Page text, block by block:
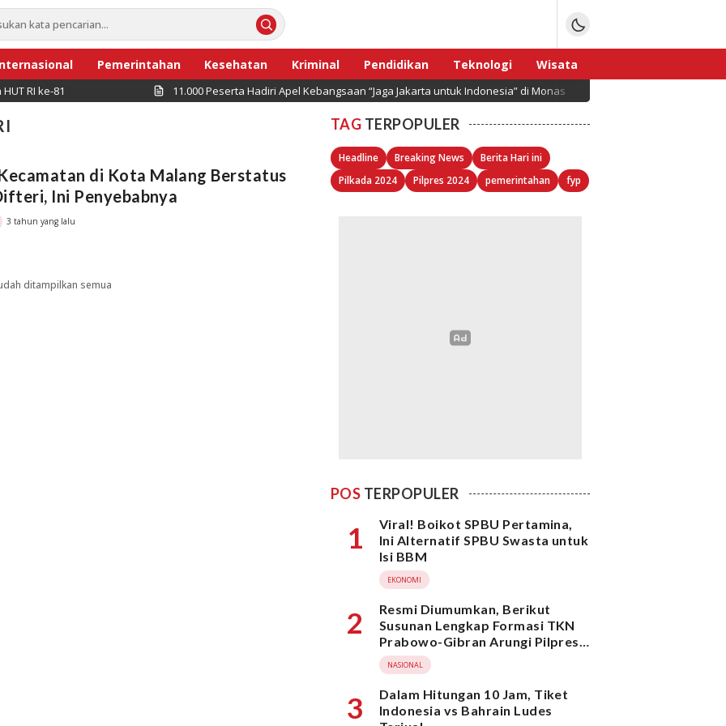
Pemerintahan Kesehatan Kriminal Pendidikan Teknologi
Wisata
Sport
ke-81 11.000 Peserta Hadiri Apel Kebangsaan “Jaga Jakarta untuk Indonesia” di Monas
di Kota Malang Berstatus
Ini Penyebabnya
3 tahun yang lalu
ditampilkan semua
TAG TERPOPULER
Headline Breaking News
Berita Hari ini
Pilkada 2024
Pilpres 2024 pemerintahan fyp
POS TERPOPULER
1
Viral! Boikot SPBU Pertamina,
Ini Alternatif SPBU Swasta untuk
Isi BBM
EKONOMI
2
Resmi Diumumkan, Berikut
Susunan Lengkap Formasi TKN
Prabowo-Gibran Arungi Pilpres
2024, Ada Ridwan Kamil hingga
Suami Yenny Wahid
NASIONAL
3
Dalam Hitungan 10 Jam, Tiket
Indonesia vs Bahrain Ludes